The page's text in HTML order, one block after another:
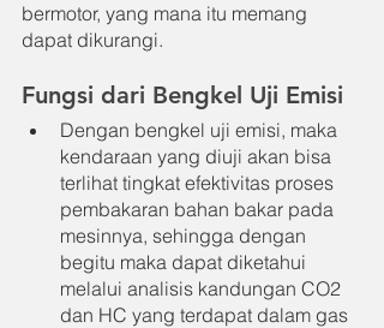
bermotor, yang mana itu memang
dapat dikurangi.
Fungsi dari Bengkel Uji Emisi
Dengan bengkel uji emisi, maka
kendaraan yang diuji akan bisa
terlihat tingkat efektivitas proses
pembakaran bahan bakar pada
mesinnya, sehingga dengan
begitu maka dapat diketahui
melalui analisis kandungan CO2
dan HC yang terdapat dalam gas